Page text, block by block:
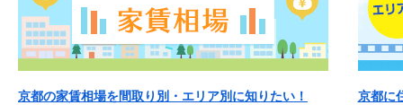
京都の家賃相場を間取り別・エリア別に知りたい！
京都に